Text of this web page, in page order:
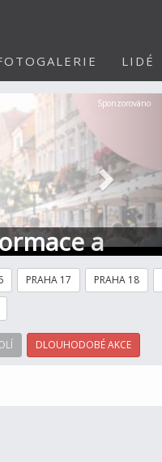
LIDÉ
a
Další
Sponzorováno
PRAHA 17 PRAHA 18
DLOUHODOBÉ AKCE